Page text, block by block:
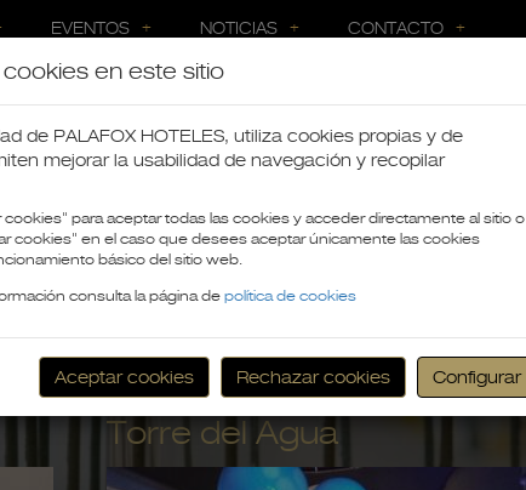
en este sitio
de PALAFOX HOTELES, utiliza cookies propias y de
mejorar la usabilidad de navegación y recopilar
cookies" para aceptar todas las cookies y acceder directamente al sitio o
cookies" en el caso que desees aceptar únicamente las cookies
básico del sitio web.
consulta la página de política de cookies
Aceptar cookies Rechazar cookies Configurar
EVENTOS NOTICIAS CONTACTO
Torre del Agua